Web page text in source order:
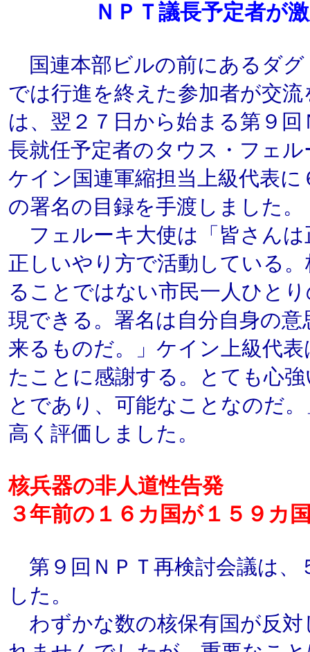
ＮＰＴ議長予定者が激
国連本部ビルの前にあるダグ
では行進を終えた参加者が交
は、翌２７日から始まる第９
長就任予定者のタウス・フェ
ケイン国連軍縮担当上級代表に
の署名の目録を手渡しました。
フェルーキ大使は「皆さんは
正しいやり方で活動している
ることではない市民一人ひと
現できる。署名は自分自身の
来るものだ。」ケイン上級代
たことに感謝する。とても心
とであり、可能なことなのだ
高く評価しました。
核兵器の非人道性告発
３年前の１６カ国が１５９カ
第９回ＮＰＴ再検討会議は、
した。
わずかな数の核保有国が反対